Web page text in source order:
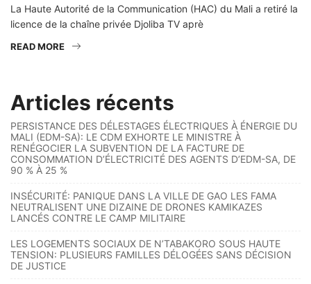
La Haute Autorité de la Communication (HAC) du Mali a retiré la
licence de la chaîne privée Djoliba TV aprè
READ MORE
Articles récents
PERSISTANCE DES DÉLESTAGES ÉLECTRIQUES À ÉNERGIE DU
MALI (EDM-SA): LE CDM EXHORTE LE MINISTRE À
RENÉGOCIER LA SUBVENTION DE LA FACTURE DE
CONSOMMATION D’ÉLECTRICITÉ DES AGENTS D’EDM-SA, DE
90 % À 25 %
INSÉCURITÉ: PANIQUE DANS LA VILLE DE GAO LES FAMA
NEUTRALISENT UNE DIZAINE DE DRONES KAMIKAZES
LANCÉS CONTRE LE CAMP MILITAIRE
LES LOGEMENTS SOCIAUX DE N’TABAKORO SOUS HAUTE
TENSION: PLUSIEURS FAMILLES DÉLOGÉES SANS DÉCISION
DE JUSTICE